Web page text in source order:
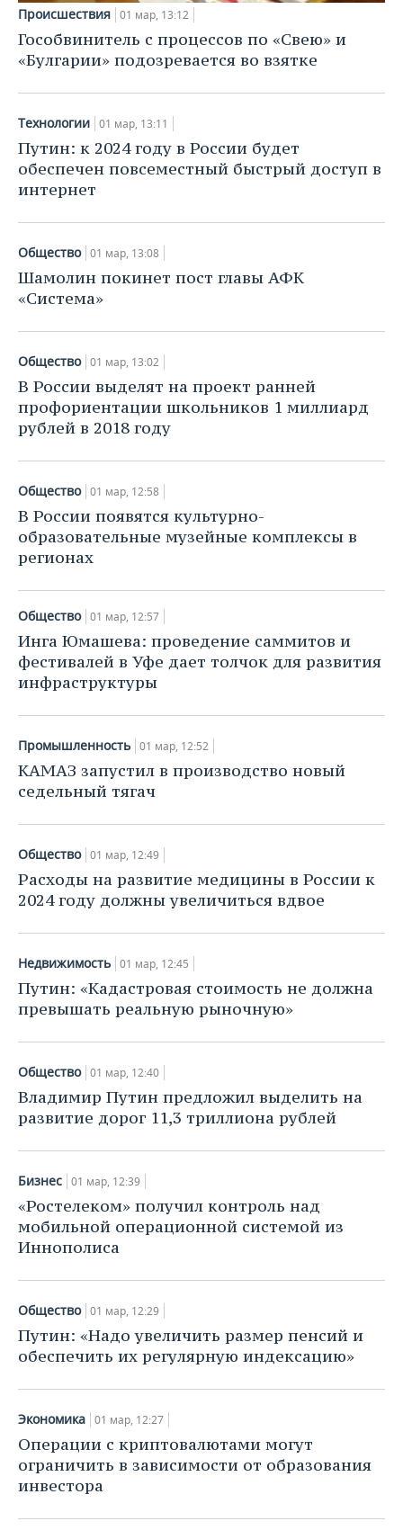
ХОККЕЙ С МЯЧОМ
ПРОИСШЕСТВИЯ
Происшествия 01 мар, 13:12
Гособвинитель с процессов по «Свею» и
«Булгарии» подозревается во взятке
Технологии 01 мар, 13:11
Путин: к 2024 году в России будет
обеспечен повсеместный быстрый доступ в
интернет
Общество 01 мар, 13:08
Шамолин покинет пост главы АФК
«Система»
Общество 01 мар, 13:02
В России выделят на проект ранней
профориентации школьников 1 миллиард
рублей в 2018 году
Общество 01 мар, 12:58
В России появятся культурно-
образовательные музейные комплексы в
регионах
Общество 01 мар, 12:57
Инга Юмашева: проведение саммитов и
фестивалей в Уфе дает толчок для развития
инфраструктуры
Промышленность 01 мар, 12:52
КАМАЗ запустил в производство новый
седельный тягач
Общество 01 мар, 12:49
Расходы на развитие медицины в России к
2024 году должны увеличиться вдвое
Недвижимость 01 мар, 12:45
Путин: «Кадастровая стоимость не должна
превышать реальную рыночную»
Общество 01 мар, 12:40
Владимир Путин предложил выделить на
развитие дорог 11,3 триллиона рублей
Бизнес 01 мар, 12:39
«Ростелеком» получил контроль над
мобильной операционной системой из
Иннополиса
Общество 01 мар, 12:29
Путин: «Надо увеличить размер пенсий и
обеспечить их регулярную индексацию»
Экономика 01 мар, 12:27
Операции с криптовалютами могут
ограничить в зависимости от образования
инвестора